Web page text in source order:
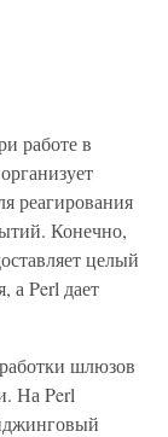
работе в
реагирования
Конечно,
целый
а Perl дает
шлюзов
На Perl